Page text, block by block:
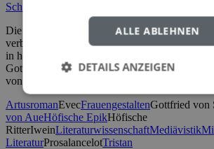
Schriften zur Mediävistik
Die Studie untersucht die Funktion von
verbundenen Konstruktion verlässlicher,
in höfischen Romanen des hohen Mittelalters
Gottfrieds von Straßburg, dem ‚Erec‘ und dem
von Aue sowie dem anonym überlieferten
ArtusromanEvecFrauengestaltenGottfried von
von AueHöfische EpikHöfische
RitterIweinLiteraturwissenschaftMediävistik
LiteraturProsalancelotTristan
ALLE ABLEHNEN
DETAILS ANZEIGEN